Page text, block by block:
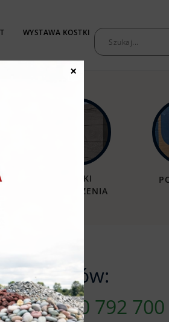
WYSTAWA KOSTKI
MURKI
OGRODZENIA
Zamów:
790 792 700
×